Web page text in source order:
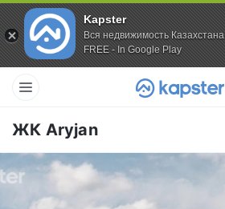
Kapster
Вся недвижимость Казахстана
FREE - In Google Play
ЖК Aryjan